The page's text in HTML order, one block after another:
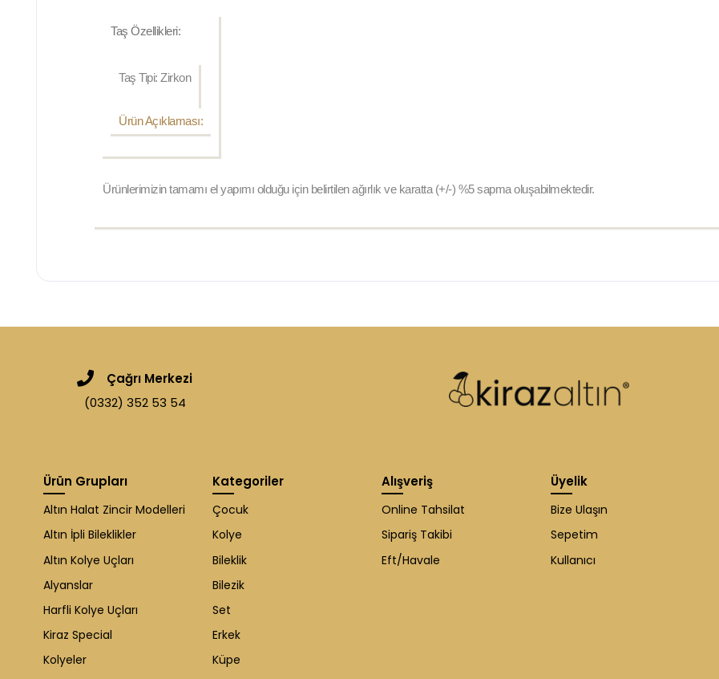
Taş Özellikleri:
Taş Tipi: Zirkon
Ürün Açıklaması:
Ürünlerimizin tamamı el yapımı olduğu için belirtilen ağırlık ve karatta (+/-) %5 sapma oluşabilmektedir.
Çağrı Merkezi
(0332) 352 53 54
Ürün Grupları
Altın Halat Zincir Modelleri
Altın İpli Bileklikler
Altın Kolye Uçları
Alyanslar
Harfli Kolye Uçları
Kiraz Special
Kolyeler
Kategoriler
Çocuk
Kolye
Bileklik
Bilezik
Set
Erkek
Küpe
Alışveriş
Online Tahsilat
Sipariş Takibi
Eft/Havale
Üyelik
Bize Ulaşın
Sepetim
Kullanıcı